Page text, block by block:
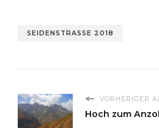
SEIDENSTRASSE 2018
VORHERIGER
Hoch zum